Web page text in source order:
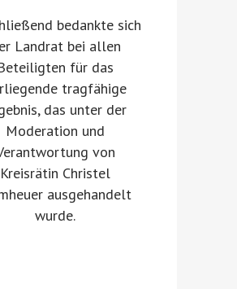
bedankte sich
Landrat bei allen
für das
tragfähige
das unter der
Moderation und
von
Kreisrätin Christel
ausgehandelt
wurde.